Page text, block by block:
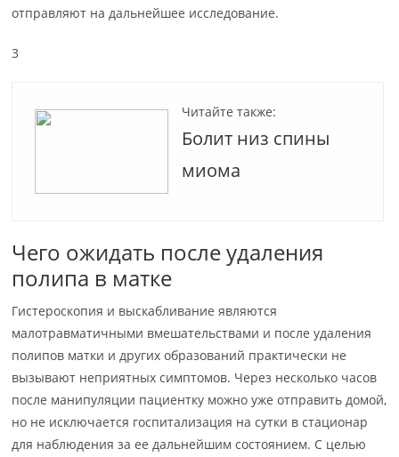
отправляют на дальнейшее исследование.
3
Читайте также:
Болит низ спины
миома
Чего ожидать после удаления
полипа в матке
Гистероскопия и выскабливание являются
малотравматичными вмешательствами и после удаления
полипов матки и других образований практически не
вызывают неприятных симптомов. Через несколько часов
после манипуляции пациентку можно уже отправить домой,
но не исключается госпитализация на сутки в стационар
для наблюдения за ее дальнейшим состоянием. С целью